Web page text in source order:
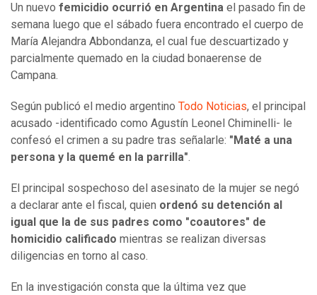
Un nuevo femicidio ocurrió en Argentina el pasado fin de
semana luego que el sábado fuera encontrado el cuerpo de
María Alejandra Abbondanza, el cual fue descuartizado y
parcialmente quemado en la ciudad bonaerense de
Campana.
Según publicó el medio argentino Todo Noticias, el principal
acusado -identificado como Agustín Leonel Chiminelli- le
confesó el crimen a su padre tras señalarle: "Maté a una
persona y la quemé en la parrilla".
El principal sospechoso del asesinato de la mujer se negó
a declarar ante el fiscal, quien ordenó su detención al
igual que la de sus padres como "coautores" de
homicidio calificado mientras se realizan diversas
diligencias en torno al caso.
En la investigación consta que la última vez que